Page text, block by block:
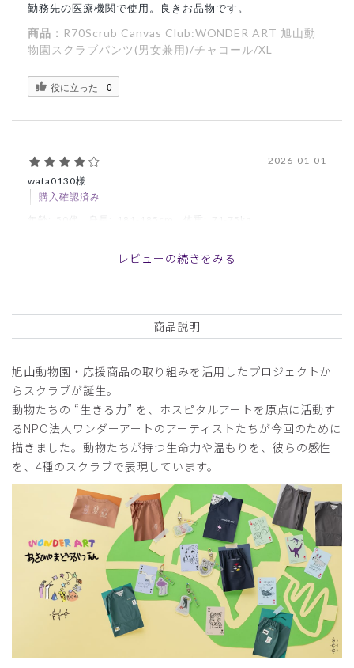
勤務先の医療機関で使用。良きお品物です。
商品： R70Scrub Canvas Club:WONDER ART 旭山動
物園スクラブパンツ(男女兼用)/チャコール/XL
役に立った 0
wata0130様
購入確認済み
2026-01-01
身長: 体重: 71-75kg
デザイン最高です。ズボン紐が滑りやすい素材なので次回は
商品：R70Scrub Canvas Club:WONDER ART 旭山動
物園スクラブパンツ(男女兼用)/グリーン/L
役に立った 0
ご購入者様
購入確認済み
2025-08-14
60代 身長: 161-165cm 体重:51-55kg
旭山動物園スクラブ
生地がしっかりしていて雨具かと思った程でしたが、フクロ
ウの刺繍が可愛くて購入して良かったです。動きもストレッ
チが効いて文句ありません。長持ちしそうで色違いも検討
レビューの続きをみる
商品説明
旭山動物園・応援商品の取り組みを活用したプロジェクトか
らスクラブが誕生。
動物たちの “生きる力” を、ホスピタルアートを原点に活動す
るNPO法人ワンダーアートのアーティストたちが今回のために
描きました。動物たちが持つ生命力や温もりを、彼らの感性
を、4種のスクラブで表現しています。